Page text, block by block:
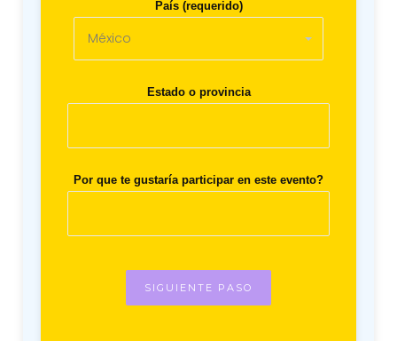
País (requerido)
Estado o provincia
Por que te gustaría participar en este evento?